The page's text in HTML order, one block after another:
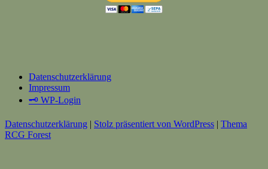
Datenschutzerklärung
Impressum
🗝️ WP-Login
Datenschutzerklärung | Stolz präsentiert von WordPress | Thema
RCG Forest